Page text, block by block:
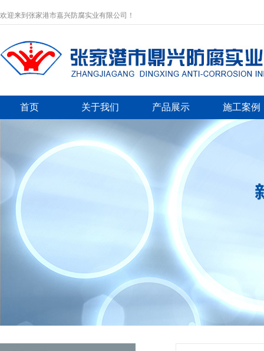
欢迎来到张家港市嘉兴防腐实业有限公司！
首页 关于我们 产品展示 施工案例